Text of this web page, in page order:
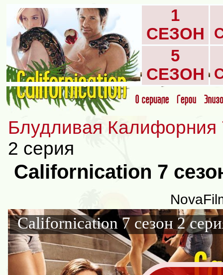
1
СЕЗОН
5
СЕЗОН
Блудливая Калифорния
2 серия
Californication 7
Californication 7 сезон 2